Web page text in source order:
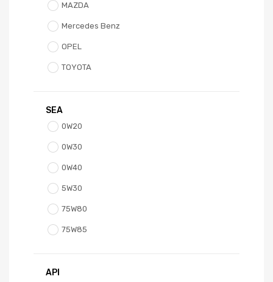
MAZDA
Mercedes Benz
OPEL
TOYOTA
SEA
0W20
0W30
0W40
5W30
75W80
75W85
API